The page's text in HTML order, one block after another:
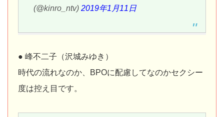
(@kinro_ntv) 2019年1月11日
● 峰不二子（沢城みゆき）
時代の流れなのか、BPOに配慮してなのかセクシー
度は控え目です。